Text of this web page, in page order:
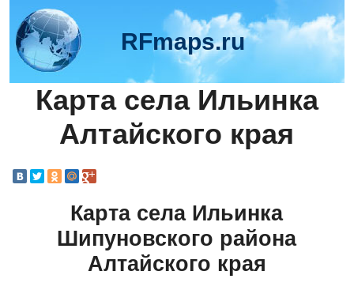
RFmaps.ru
Карта села Ильинка
Алтайского края
Карта села Ильинка
Шипуновского района
Алтайского края